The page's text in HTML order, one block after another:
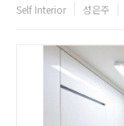
관심이 가졌던 그녀는
Self Interior 성은주